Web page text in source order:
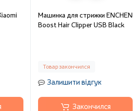
Машинка для стрижки ENCHEN
Boost Hair Clipper USB Black
Товар закончился
Залишити відгук
Закончился